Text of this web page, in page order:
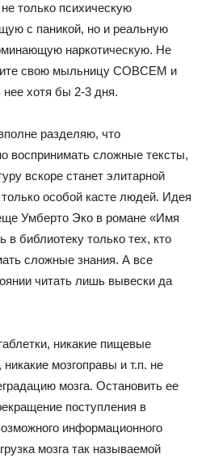
только психическую
с паникой, но и реальную
наркотическую. Не
свою мыльницу СОВСЕМ и
нее хотя бы 2-3 дня.
разделяю, что
воспринимать сложные тексты,
вскоре станет элитарной
особой касте людей. Идея
Умберто Эко в романе «Имя
в библиотеку только тех, кто
сложные знания. А все
читать лишь вывески да
никакие пищевые
мозгоправы и т.п. не
мозга. Остановить ее
поступления в
информационного
мозга так называемой